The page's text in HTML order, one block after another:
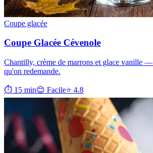
Coupe glacée
Coupe Glacée Cévenole
Chantilly, crème de marrons et glace vanille
qu'on redemande.
⏱ 15 min😊 Facile⭐ 4.8